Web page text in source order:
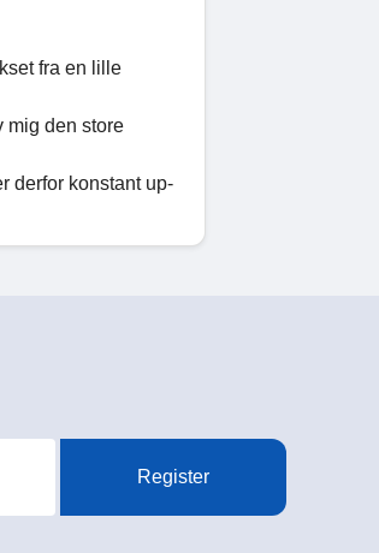
fra en lille
mig den store
derfor konstant up-
Register